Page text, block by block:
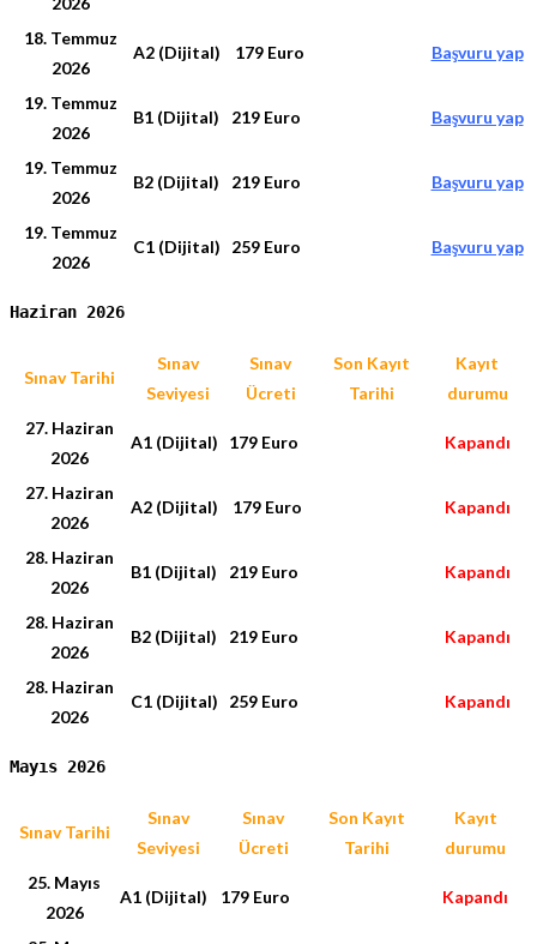
18. Temmuz
2026
A2 (Dijital) 179 Euro Başvuru yap
19. Temmuz
2026
B1 (Dijital) 219 Euro Başvuru yap
19. Temmuz
2026
B2 (Dijital) 219 Euro Başvuru yap
19. Temmuz
2026
C1 (Dijital) 259 Euro Başvuru yap
Haziran 2026
Sınav Tarihi
Sınav
Seviyesi
Sınav
Ücreti
Son Kayıt
Tarihi
Kayıt
durumu
27. Haziran
2026
A1 (Dijital) 179 Euro Kapandı
27. Haziran
2026
A2 (Dijital) 179 Euro Kapandı
28. Haziran
2026
B1 (Dijital) 219 Euro Kapandı
28. Haziran
2026
B2 (Dijital) 219 Euro Kapandı
28. Haziran
2026
C1 (Dijital) 259 Euro Kapandı
Mayıs 2026
Sınav Tarihi
Sınav
Seviyesi
Sınav
Ücreti
Son Kayıt
Tarihi
Kayıt
durumu
25. Mayıs
2026
A1 (Dijital) 179 Euro Kapandı